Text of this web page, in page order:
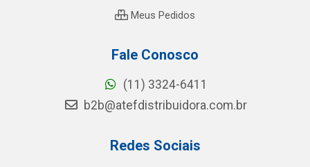
Meus Pedidos
Fale Conosco
(11) 3324-6411
b2b@atefdistribuidora.com.br
Redes Sociais